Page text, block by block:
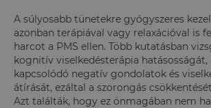
A súlyosabb tünetekre gyógyszeres
azonban terápiával vagy relaxációval is
harcot a PMS ellen. Több kutatásban
kognitív viselkedésterápia
kapcsolódó negatív gondolatok és
átírását, ezáltal a szorongás
Azt találták, hogy ez önmagában nem